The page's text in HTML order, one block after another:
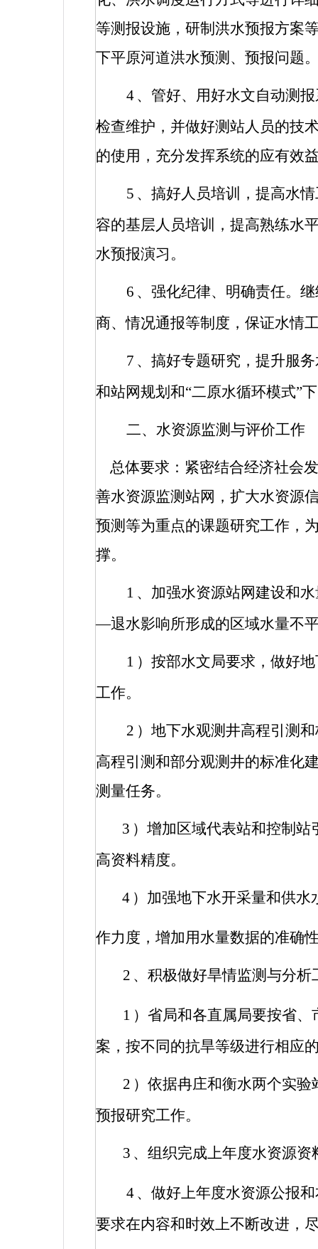
等测报设施，研制洪水预报方案
下平原河道洪水预测、预报问题
4 、管好、用好水文自动测
检查维护，并做好测站人员的技
的使用，充分发挥系统的应有效
5 、搞好人员培训，提高水
容的基层人员培训，提高熟练水
水预报演习。
6 、强化纪律、明确责任。
商、情况通报等制度，保证水情
7 、搞好专题研究，提升服
和站网规划和“二原水循环模式”
二、水资源监测与评价工作
总体要求：紧密结合经济社会
善水资源监测站网，扩大水资源
预测等为重点的课题研究工作，
撑。
1 、加强水资源站网建设和
—退水影响所形成的区域水量不
1 ）按部水文局要求，做好
工作。
2 ）地下水观测井高程引测
高程引测和部分观测井的标准化
测量任务。
3 ）增加区域代表站和控制
高资料精度。
4 ）加强地下水开采量和供
作力度，增加用水量数据的准确
2 、积极做好旱情监测与分析
1 ）省局和各直属局要按省
案，按不同的抗旱等级进行相应
2 ）依据冉庄和衡水两个实
预报研究工作。
3 、组织完成上年度水资源
4 、做好上年度水资源公报
要求在内容和时效上不断改进，